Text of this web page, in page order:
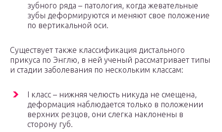
зубного ряда – патология, когда жевательные
зубы деформируются и меняют свое положение
по вертикальной оси.
Существует также классификация дистального
прикуса по Энглю, в ней ученый рассматривает типы
и стадии заболевания по нескольким классам:
I класс – нижняя челюсть никуда не смещена,
деформация наблюдается только в положении
верхних резцов, они слегка наклонены в
сторону губ.